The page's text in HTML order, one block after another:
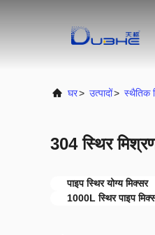
घर> उत्पादों> स्थैतिक
304 स्थिर
पाइप स्थिर योग्य मिक्सर
1000L स्थिर पाइप